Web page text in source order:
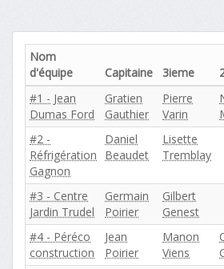
Nom
d'équipe
Capitaine 3ieme
#1 - Jean
Dumas Ford
Gratien
Gauthier
Pierre
Varin
#2 -
Réfrigération
Gagnon
Daniel
Beaudet
Lisette
Tremblay
#3 - Centre
Jardin Trudel
Germain
Poirier
Gilbert
Genest
#4 - Péréco
construction
Jean
Poirier
Manon
Viens